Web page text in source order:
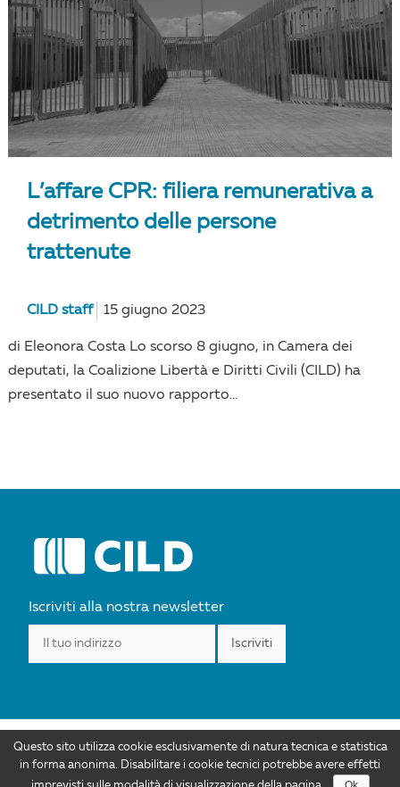
L’affare CPR: filiera remunerativa a
detrimento delle persone
trattenute
CILD staff 15 giugno 2023
di Eleonora Costa Lo scorso 8 giugno, in Camera dei
deputati, la Coalizione Libertà e Diritti Civili (CILD) ha
presentato il suo nuovo rapporto...
Iscriviti alla nostra newsletter
Attribuzione 4.0 Internazionale. Autorizzazioni ulteriori rispetto allo scopo di
Questo sito utilizza cookie esclusivamente di natura tecnica e statistica
in forma anonima. Disabilitare i cookie tecnici potrebbe avere effetti